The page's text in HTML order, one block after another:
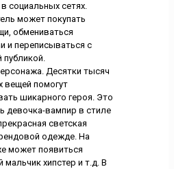
социальных сетях.
может покупать
обмениваться
и переписываться с
публикой.
Десятки тысяч
вещей помогут
шикарного героя. Это
девочка-вампир в стиле
светская
одежде. На
может появиться
мальчик хипстер и т.д. В